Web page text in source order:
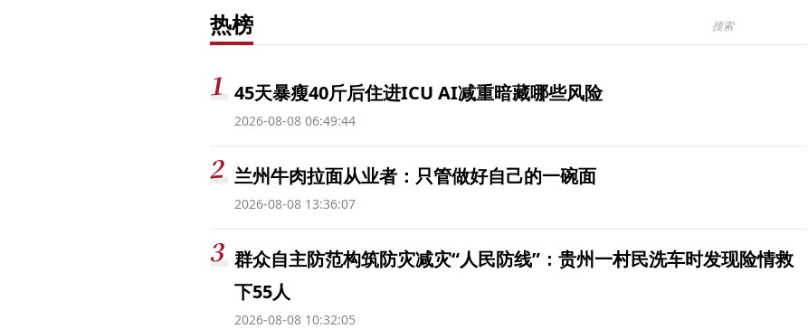
热榜
45天暴瘦40斤后住进ICU AI减重暗藏哪些风险
2026-08-08 06:49:44
兰州牛肉拉面从业者：只管做好自己的一碗面
2026-08-08 13:36:07
群众自主防范构筑防灾减灾“人民防线”：贵州一村民洗车时发现险情救
下55人
2026-08-08 10:32:05